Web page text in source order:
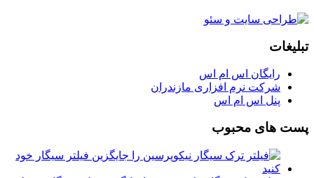
تبلیغات
رایگان اس ام اس
شرکت نرم افزاری مازندران
پنل اس ام اس
پست های محبوب